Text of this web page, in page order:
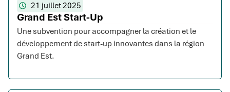
21 juillet 2025
Grand Est Start-Up
Une subvention pour accompagner la création et le
développement de start-up innovantes dans la région
Grand Est.